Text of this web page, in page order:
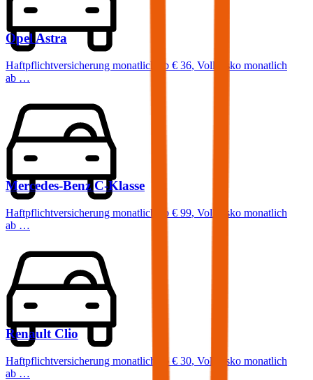
Opel Astra
Haftpflichtversicherung monatlich ab € 36, Vollkasko monatlich
ab …
Mercedes-Benz C-Klasse
Haftpflichtversicherung monatlich ab € 99, Vollkasko monatlich
ab …
Renault Clio
Haftpflichtversicherung monatlich ab€ 30, Vollkasko monatlich
ab …